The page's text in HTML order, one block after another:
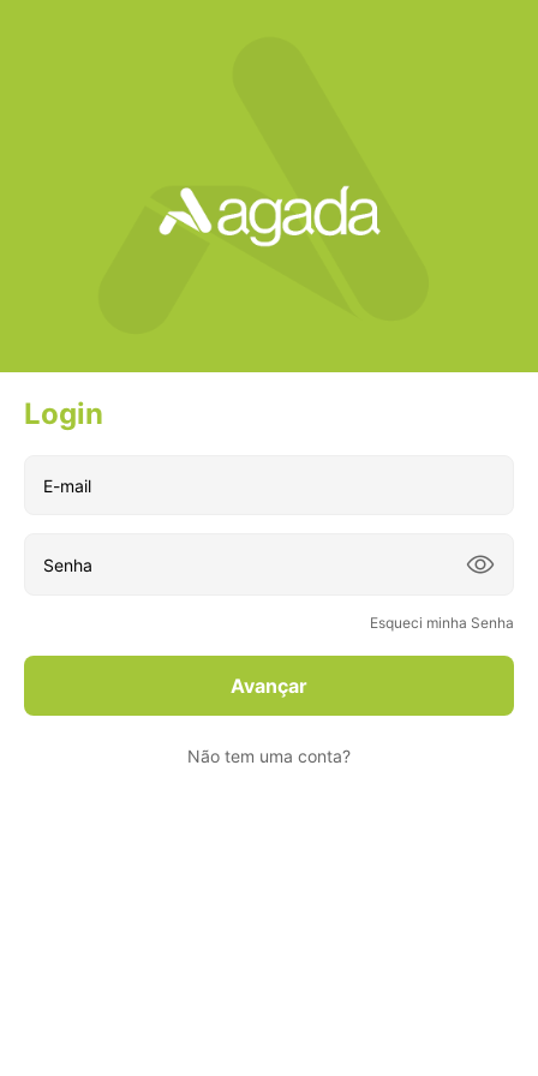
Login

Esqueci minha Senha
Avançar
Não tem uma conta?